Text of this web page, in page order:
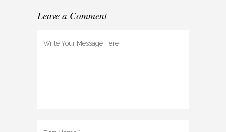
Leave a Comment